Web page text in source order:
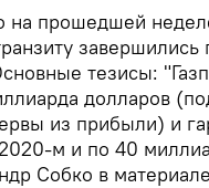
на прошедшей
тезисы:
долларов
из прибыли) и
м и по 40
Собко в материале